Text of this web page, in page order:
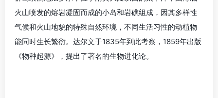
火山喷发的熔岩凝固而成的小岛和岩礁组成，因其多样性
气候和火山地貌的特殊自然环境，不同生活习性的动植物
能同时生长繁衍。达尔文于1835年到此考察，1859年出版
《物种起源》，提出了著名的生物进化论。